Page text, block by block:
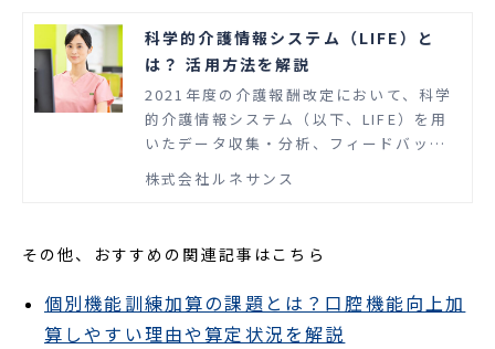
科学的介護情報システム（LIFE）と
は？ 活用方法を解説
2021年度の介護報酬改定において、科学
的介護情報システム（以下、LIFE）を用
いたデータ収集・分析、フィードバック
みが推進されました。 科学的介護とは、
役立つ質の高いサービス提供の推進を目
IFEについて学びたい」「今後の業務に役
立てたい」とお考えの方もいるのではな
株式会社ルネサンス
その他、おすすめの関連記事はこちら
​​​​​​​個別機能訓練加算の課題とは？口腔機能向上加
算しやすい理由や算定状況を解説